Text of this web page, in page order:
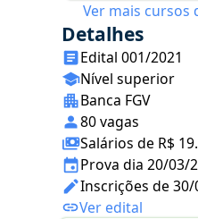
Ver mais cursos
Detalhes
Edital 001/2021
Nível superior
Banca FGV
80 vagas
Salários de R$
Prova dia 20/03/
Inscrições de
Ver edital